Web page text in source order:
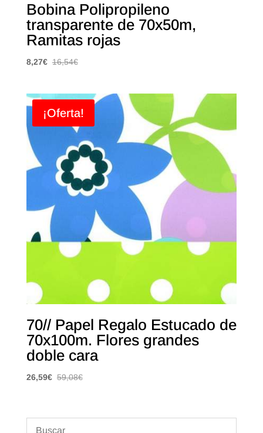
Bobina Polipropileno
transparente de 70x50m,
Ramitas rojas
8,27€ 16,54€
¡Oferta!
70// Papel Regalo Estucado de
70x100m. Flores grandes
doble cara
26,59€ 59,08€